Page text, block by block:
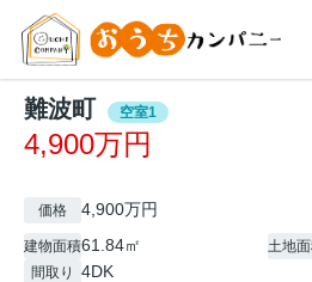
難波町 空室1
4,900万円
価格 4,900万円
建物面積61.84㎡ 土地
間取り 4DK